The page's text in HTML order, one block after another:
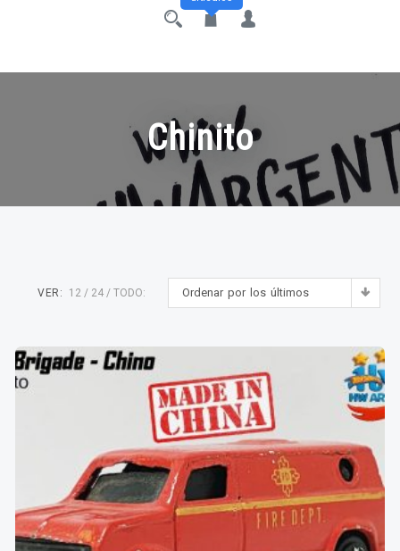
Chinito
Ordenar por los últimos
VER: 12 24 TODO: